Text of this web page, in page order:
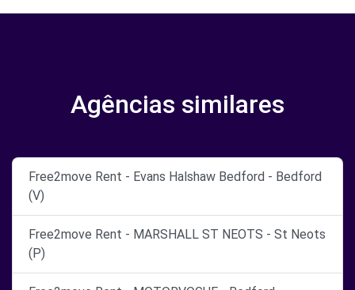
Agências similares
Free2move Rent - Evans Halshaw Bedford - Bedford
(V)
Free2move Rent - MARSHALL ST NEOTS - St Neots
(P)